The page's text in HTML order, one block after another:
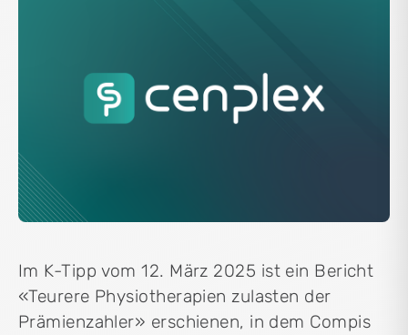
Im K-Tipp vom 12. März 2025 ist ein Bericht
«Teurere Physiotherapien zulasten der
Prämienzahler» erschienen, in dem Compis